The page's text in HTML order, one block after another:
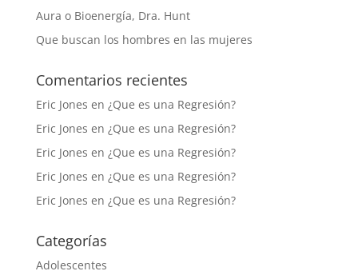
Aura o Bioenergía, Dra. Hunt
Que buscan los hombres en las mujeres
Comentarios recientes
Eric Jones en ¿Que es una Regresión?
Eric Jones en ¿Que es una Regresión?
Eric Jones en ¿Que es una Regresión?
Eric Jones en ¿Que es una Regresión?
Eric Jones en ¿Que es una Regresión?
Categorías
Adolescentes